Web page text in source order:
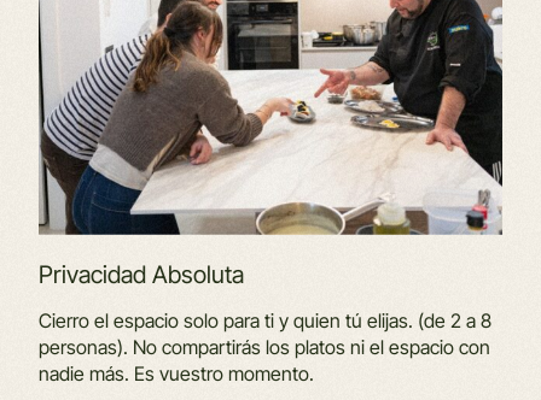
Privacidad Absoluta
Cierro el espacio solo para ti y quien tú elijas. (de 2 a 8
personas). No compartirás los platos ni el espacio con
nadie más. Es vuestro momento.